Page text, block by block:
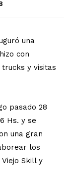
una
con
trucks y visitas
pasado 28
Hs. y se
una gran
los
Skill y